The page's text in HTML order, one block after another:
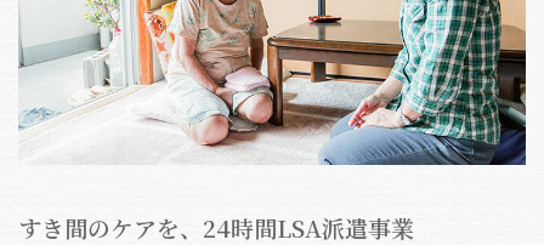
すき間のケアを、24時間LSA派遣事業